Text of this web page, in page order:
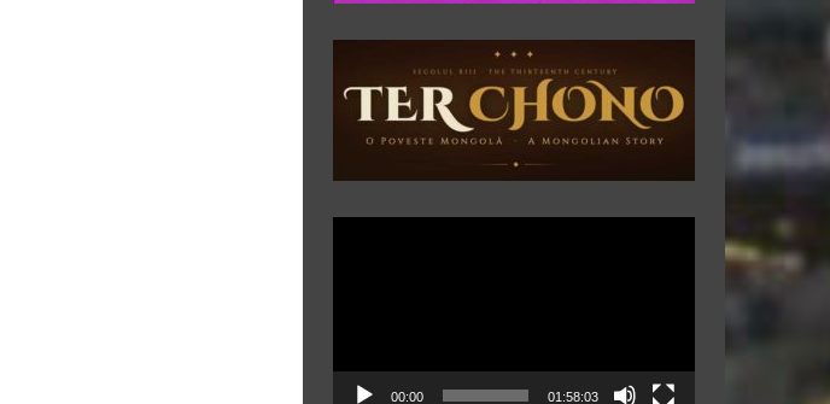
00:00 01:58:03